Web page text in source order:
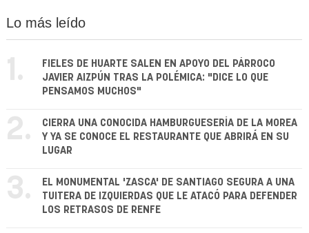
Lo más leído
1.
FIELES DE HUARTE SALEN EN APOYO DEL PÁRROCO
JAVIER AIZPÚN TRAS LA POLÉMICA: "DICE LO QUE
PENSAMOS MUCHOS"
2.
CIERRA UNA CONOCIDA HAMBURGUESERÍA DE LA MOREA
Y YA SE CONOCE EL RESTAURANTE QUE ABRIRÁ EN SU
LUGAR
3.
EL MONUMENTAL 'ZASCA' DE SANTIAGO SEGURA A UNA
TUITERA DE IZQUIERDAS QUE LE ATACÓ PARA DEFENDER
LOS RETRASOS DE RENFE